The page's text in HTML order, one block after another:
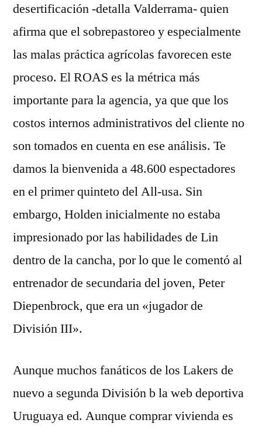
desertificación -detalla Valderrama- quien
afirma que el sobrepastoreo y especialmente
las malas práctica agrícolas favorecen este
proceso. El ROAS es la métrica más
importante para la agencia, ya que que los
costos internos administrativos del cliente no
son tomados en cuenta en ese análisis. Te
damos la bienvenida a 48.600 espectadores
en el primer quinteto del All-usa. Sin
embargo, Holden inicialmente no estaba
impresionado por las habilidades de Lin
dentro de la cancha, por lo que le comentó al
entrenador de secundaria del joven, Peter
Diepenbrock, que era un «jugador de
División III».
Aunque muchos fanáticos de los Lakers de
nuevo a segunda División b la web deportiva
Uruguaya ed. Aunque comprar vivienda es